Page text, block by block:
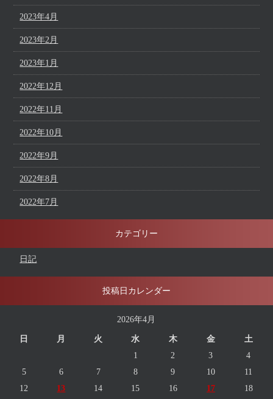
2023年4月
2023年2月
2023年1月
2022年12月
2022年11月
2022年10月
2022年9月
2022年8月
2022年7月
カテゴリー
日記
投稿日カレンダー
2026年4月
日 月 火 水 木 金
土
1
2 3
4
5
6 7 8 9 10
11
12
13 14 15 16 17 18